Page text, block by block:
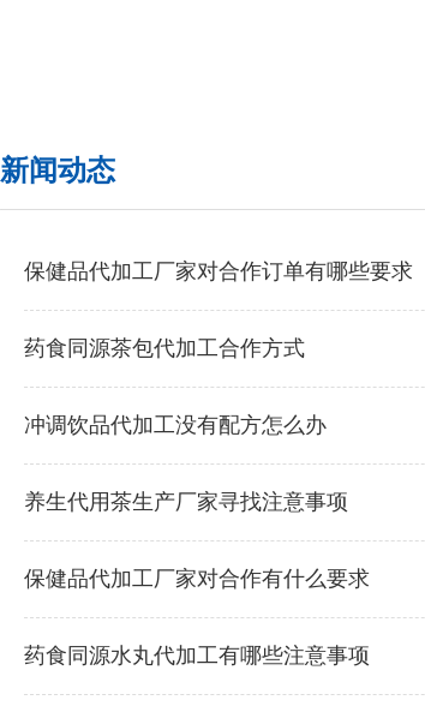
新闻动态
保健品代加工厂家对合作订单有哪些要求
药食同源茶包代加工合作方式
冲调饮品代加工没有配方怎么办
养生代用茶生产厂家寻找注意事项
保健品代加工厂家对合作有什么要求
药食同源水丸代加工有哪些注意事项